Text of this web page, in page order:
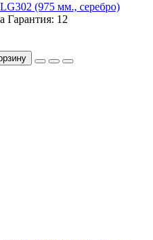
(975 мм., серебро)
Гарантия: 12